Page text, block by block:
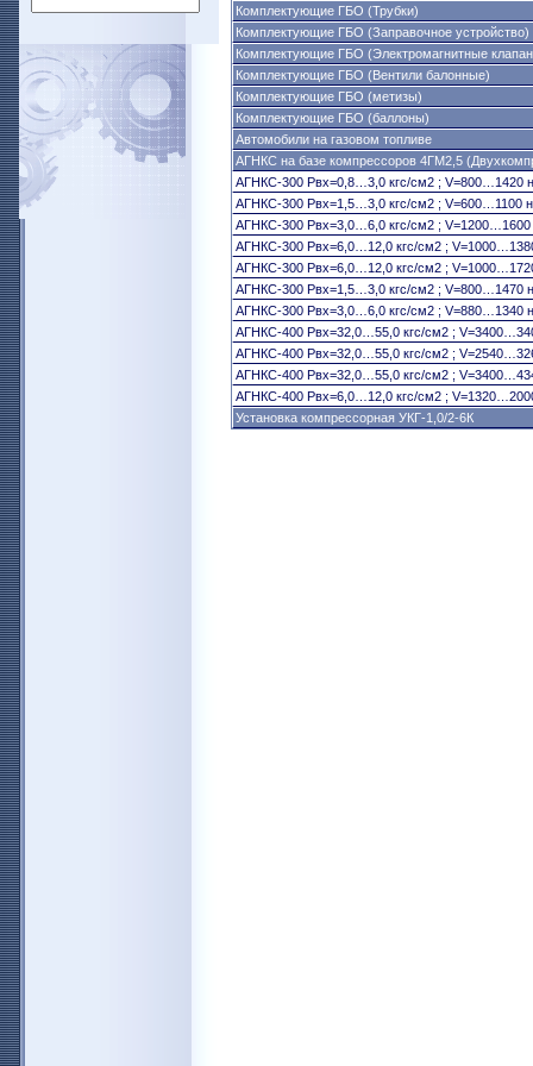
Комплектующие ГБО (Трубки)
Комплектующие ГБО (Заправочное устройство)
Комплектующие ГБО (Электромагнитные
Комплектующие ГБО (Вентили балонные)
Комплектующие ГБО (метизы)
Комплектующие ГБО (баллоны)
Автомобили на газовом топливе
АГНКС на базе компрессоров 4ГМ2,5
АГНКС-300 Рвх=0,8…3,0 кгс/см2 ; V=800…1420
АГНКС-300 Рвх=1,5…3,0 кгс/см2 ; V=600…1100
АГНКС-300 Рвх=3,0…6,0 кгс/см2 ; V=1200…1600
АГНКС-300 Рвх=6,0…12,0 кгс/см2 ;
АГНКС-300 Рвх=6,0…12,0 кгс/см2 ;
АГНКС-300 Рвх=1,5…3,0 кгс/см2 ; V=800…1470
АГНКС-300 Рвх=3,0…6,0 кгс/см2 ; V=880…1340
АГНКС-400 Рвх=32,0…55,0 кгс/см2 ;
АГНКС-400 Рвх=32,0…55,0 кгс/см2 ;
АГНКС-400 Рвх=32,0…55,0 кгс/см2 ;
АГНКС-400 Рвх=6,0…12,0 кгс/см2 ;
Установка компрессорная УКГ-1,0/2-6К